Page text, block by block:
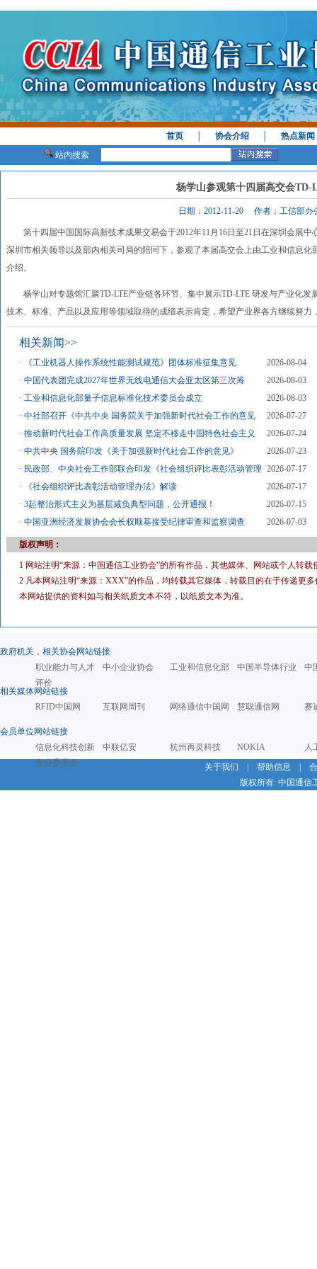
首页 │协会介绍 │热点新闻
站内搜索
杨学山参观第十四届高交会TD-
日期：2012-11-20 作者：工信部办
第十四届中国国际高新技术成果交易会于2012年11月16日至21日在深圳会展中
深圳市相关领导以及部内相关司局的陪同下，参观了本届高交会上由工业和信息
介绍。
杨学山对专题馆汇聚TD-LTE产业链各环节、集中展示TD-LTE 研发与产业化发
技术、标准、产品以及应用等领域取得的成绩表示肯定，希望产业界各方继续努力
相关新闻>>
· 《工业机器人操作系统性能测试规范》团体标准征集意见
2026-08-04
·中国代表团完成2027年世界无线电通信大会亚太区第三次筹
2026-08-03
·工业和信息化部量子信息标准化技术委员会成立
2026-08-03
·中社部召开《中共中央 国务院关于加强新时代社会工作的意见
2026-07-27
·推动新时代社会工作高质量发展 坚定不移走中国特色社会主义
2026-07-24
·中共中央 国务院印发《关于加强新时代社会工作的意见》
2026-07-23
· 民政部、中央社会工作部联合印发《社会组织评比表彰活动管理
2026-07-17
·
《社会组织评比表彰活动管理办法》解读
2026-07-17
·3起整治形式主义为基层减负典型问题，公开通报！
2026-07-15
·中国亚洲经济发展协会会长权顺基接受纪律审查和监察调查 2026-07-03
版权声明：
1 网站注明“来源：中国通信工业协会”的所有作品，其他媒体、网站或个人转
2 凡本网站注明“来源：XXX”的作品，均转载其它媒体，转载目的在于传递更
本网站提供的资料如与相关纸质文本不符，以纸质文本为准。
政府机关，相关协会网站链接
职业能力与人才
评价
中小企业协会 工业和信息化部 中国半导体行业 中
相关媒体网站链接
RFID中国网
互联网周刊 网络通信中国网 慧聪通信网 赛
会员单位网站链接
信息化科技创新
专业委员会
中联亿安 杭州再灵科技 NOKIA
人
关于我们
帮助信息
版权所有: 中国通信